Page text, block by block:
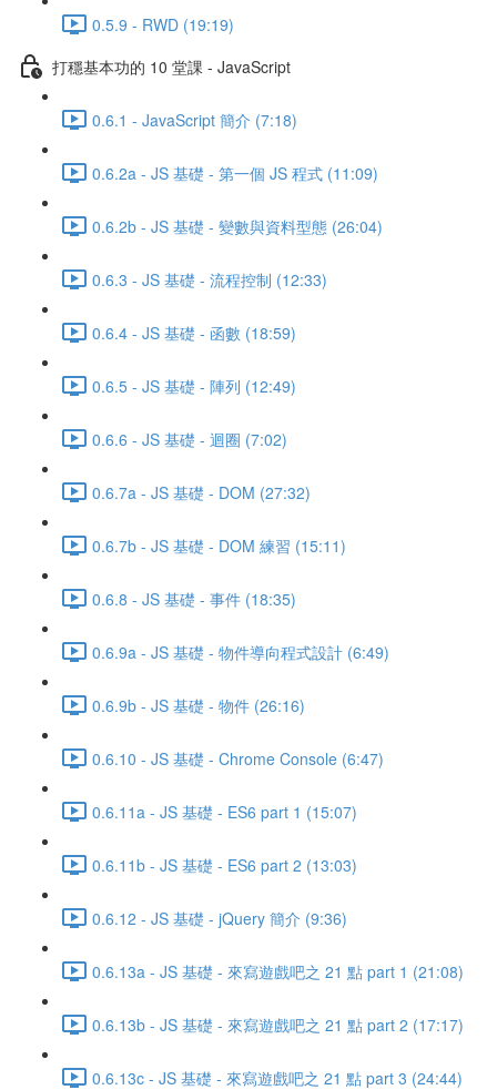
0.5.9 - RWD (19:19)
打穩基本功的 10 堂課 - JavaScript
0.6.1 - JavaScript 簡介 (7:18)
0.6.2a - JS 基礎 - 第一個 JS 程式 (11:09)
0.6.2b - JS 基礎 - 變數與資料型態 (26:04)
0.6.3 - JS 基礎 - 流程控制 (12:33)
0.6.4 - JS 基礎 - 函數 (18:59)
0.6.5 - JS 基礎 - 陣列 (12:49)
0.6.6 - JS 基礎 - 迴圈 (7:02)
0.6.7a - JS 基礎 - DOM (27:32)
0.6.7b - JS 基礎 - DOM 練習 (15:11)
0.6.8 - JS 基礎 - 事件 (18:35)
0.6.9a - JS 基礎 - 物件導向程式設計 (6:49)
0.6.9b - JS 基礎 - 物件 (26:16)
0.6.10 - JS 基礎 - Chrome Console (6:47)
0.6.11a - JS 基礎 - ES6 part 1 (15:07)
0.6.11b - JS 基礎 - ES6 part 2 (13:03)
0.6.12 - JS 基礎 - jQuery 簡介 (9:36)
0.6.13a - JS 基礎 - 來寫遊戲吧之 21 點 part 1 (21:08)
0.6.13b - JS 基礎 - 來寫遊戲吧之 21 點 part 2 (17:17)
0.6.13c - JS 基礎 - 來寫遊戲吧之 21 點 part 3 (24:44)